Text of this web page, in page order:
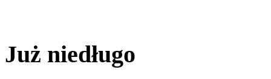
Już niedługo